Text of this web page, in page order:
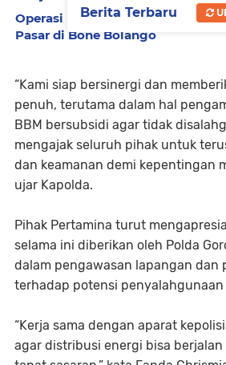
Operasi Pekat Otanaha II, Polisi
Pasar di Bone Bolango
“Kami siap bersinergi dan
penuh, terutama dalam hal
BBM bersubsidi agar tidak
mengajak seluruh pihak untuk
dan keamanan demi kepentingan
ujar Kapolda.
Pihak Pertamina turut
selama ini diberikan oleh Polda
dalam pengawasan lapangan dan
terhadap potensi penyalahgunaan
“Kerja sama dengan aparat
agar distribusi energi bisa berjalan
Berita Terbaru